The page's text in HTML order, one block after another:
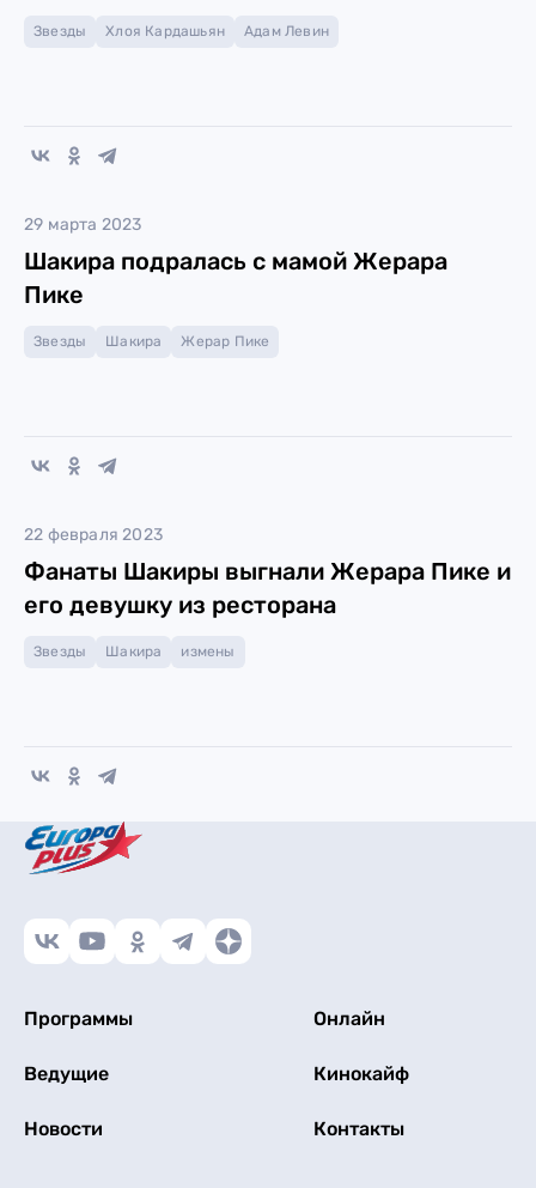
Звезды Хлоя Кардашьян Адам Левин
29 марта 2023
Шакира подралась с мамой Жерара
Пике
Звезды Шакира Жерар Пике
22 февраля 2023
Фанаты Шакиры выгнали Жерара Пике и
его девушку из ресторана
Звезды Шакира измены
Программы Онлайн
Ведущие Кинокайф
Новости Контакты